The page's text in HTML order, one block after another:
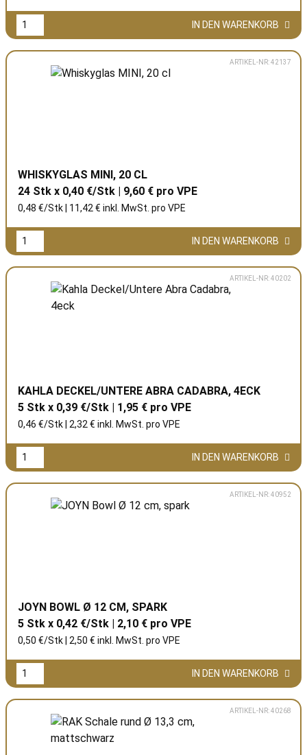
IN DEN WARENKORB
ARTIKEL-NR: 42137
WHISKYGLAS MINI, 20 CL
24 Stk x 0,40 €/Stk | 9,60 € pro VPE
0,48 €/Stk | 11,42 € inkl. MwSt. pro VPE
IN DEN WARENKORB
ARTIKEL-NR: 40202
KAHLA DECKEL/UNTERE ABRA CADABRA, 4ECK
5 Stk x 0,39 €/Stk | 1,95 € pro VPE
0,46 €/Stk | 2,32 € inkl. MwSt. pro VPE
IN DEN WARENKORB
ARTIKEL-NR: 40952
JOYN BOWL Ø 12 CM, SPARK
5 Stk x 0,42 €/Stk | 2,10 € pro VPE
0,50 €/Stk | 2,50 € inkl. MwSt. pro VPE
IN DEN WARENKORB
ARTIKEL-NR: 40268